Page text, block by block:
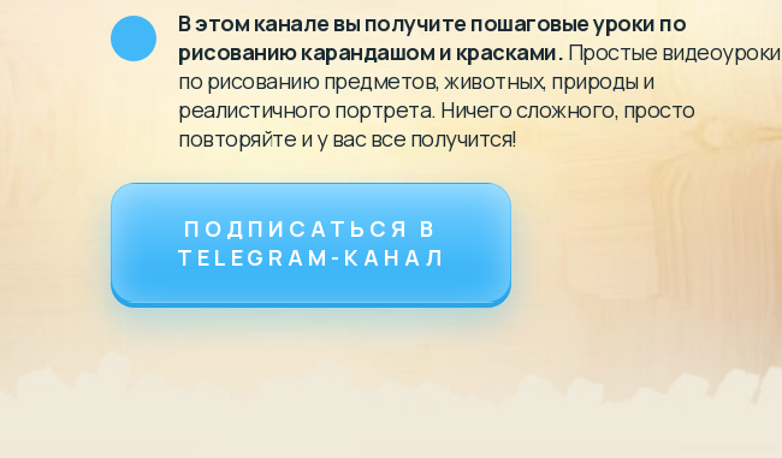
В этом канале вы получите пошаговые уроки по
рисованию карандашом и красками. Простые видеоуроки
по рисованию предметов, животных, природы и
реалистичного портрета. Ничего сложного, просто
повторяйте и у вас все получится!
ПОДПИСАТЬСЯ В
TELEGRAM-КАНАЛ